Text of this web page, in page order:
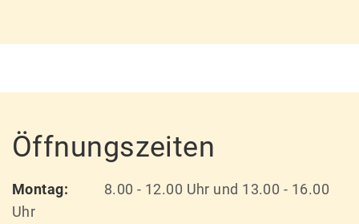
Öffnungszeiten
Montag:
8.00 - 12.00 Uhr und 13.00 - 16.00
Uhr